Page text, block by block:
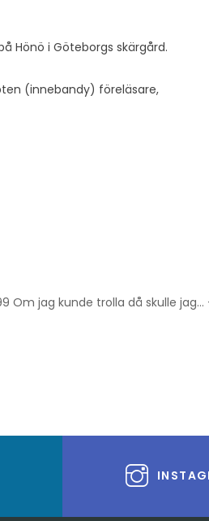
Hönö i Göteborgs skärgård.
(innebandy) föreläsare,
Om jag kunde trolla då skulle jag…